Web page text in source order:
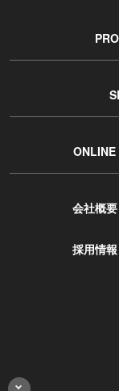
ONLINE
会社概要
採用情報